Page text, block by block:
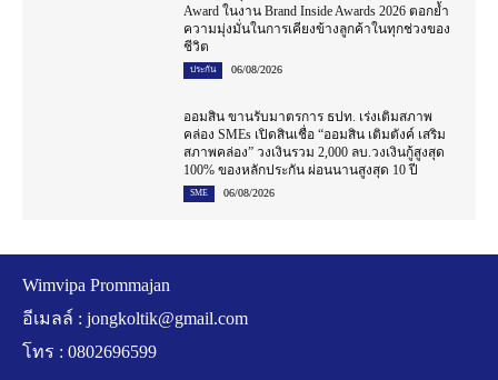
Award ในงาน Brand Inside Awards 2026 ตอกย้ำ
ความมุ่งมั่นในการเคียงข้างลูกค้าในทุกช่วงของ
ชีวิต
ประกัน 06/08/2026
ออมสิน ขานรับมาตรการ ธปท. เร่งเติมสภาพ
คล่อง SMEs เปิดสินเชื่อ “ออมสิน เติมตังค์ เสริม
สภาพคล่อง” วงเงินรวม 2,000 ลบ.วงเงินกู้สูงสุด
100% ของหลักประกัน ผ่อนนานสูงสุด 10 ปี
SME 06/08/2026
Wimvipa Prommajan
อีเมลล์ : jongkoltik@gmail.com
โทร : 0802696599